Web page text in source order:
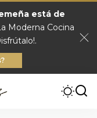
está de
Moderna Cocina